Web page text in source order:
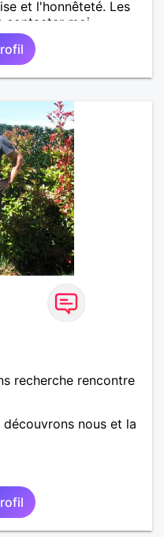
et l'honnêteté. Les
contacter moi.
recherche rencontre
nous et la